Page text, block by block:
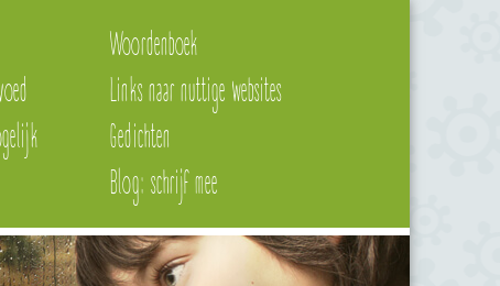
Woordenboek
Links naar nuttige websites
Gedichten
Blog: schrijf mee